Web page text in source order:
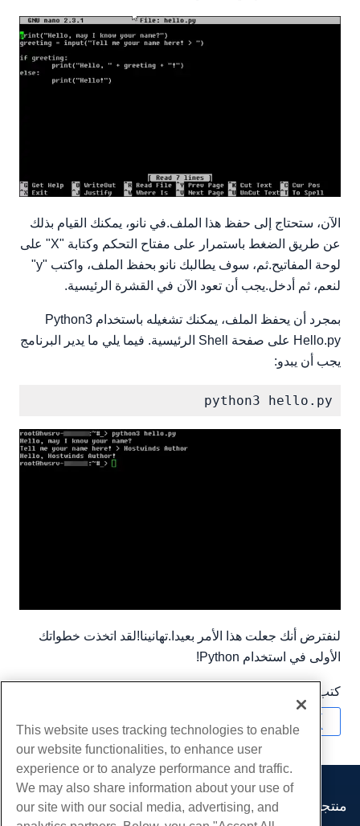
الآن، ستحتاج إلى حفظ هذا الملف.في نانو، يمكنك القيام بذلك
عن طريق الضغط باستمرار على مفتاح التحكم وكتابة "X" على
لوحة المفاتيح.ثم، سوف يطالبك نانو بحفظ الملف، واكتب "y"
لنعم، ثم أدخل.يجب أن تعود الآن في القشرة الرئيسية.
بمجرد أن يحفظ الملف، يمكنك تشغيله باستخدام Python3
Hello.py على صفحة Shell الرئيسية. فيما يلي ما يدير البرنامج
يجب أن يبدو:
python3 hello.py
لنفترض أنك جعلت هذا الأمر بعيدا.تهانينا!لقد اتخذت خطواتك
الأولى في استخدام Python!
كتب بواسطة
منتجات
This website uses tracking technologies to enable
our website functionalities, to enhance user
experience or to analyze performance and traffic.
We may also share information about your use of
our site with our social media, advertising, and